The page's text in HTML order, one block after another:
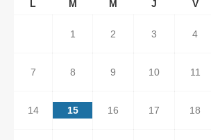
L M M J V
1 2 3 4
7 8 9 10 11
14 15 16 17 18